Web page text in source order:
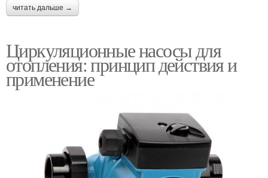
читать дальше →
Циркуляционные насосы для
отопления: принцип действия и
применение